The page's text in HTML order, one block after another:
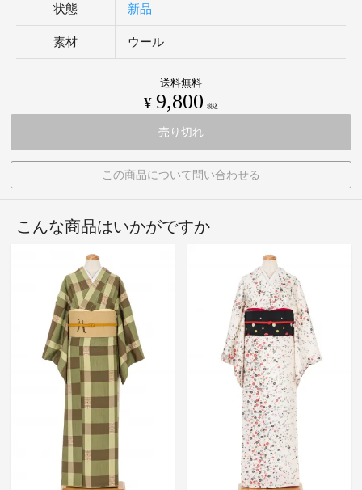
状態 新品
素材 ウール
送料無料
¥9,800 税込
売り切れ
この商品について問い合わせる
こんな商品はいかがですか